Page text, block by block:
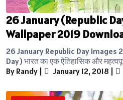
26 January (Republic
Wallpaper 2019
26 January Republic Day Images
Day) भारत का एक ऐतिहासिक और
By Randy | January 12, 2018 |